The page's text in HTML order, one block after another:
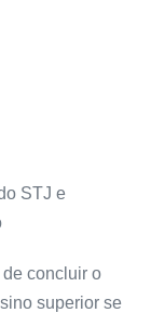
STJ e
concluir o
superior se